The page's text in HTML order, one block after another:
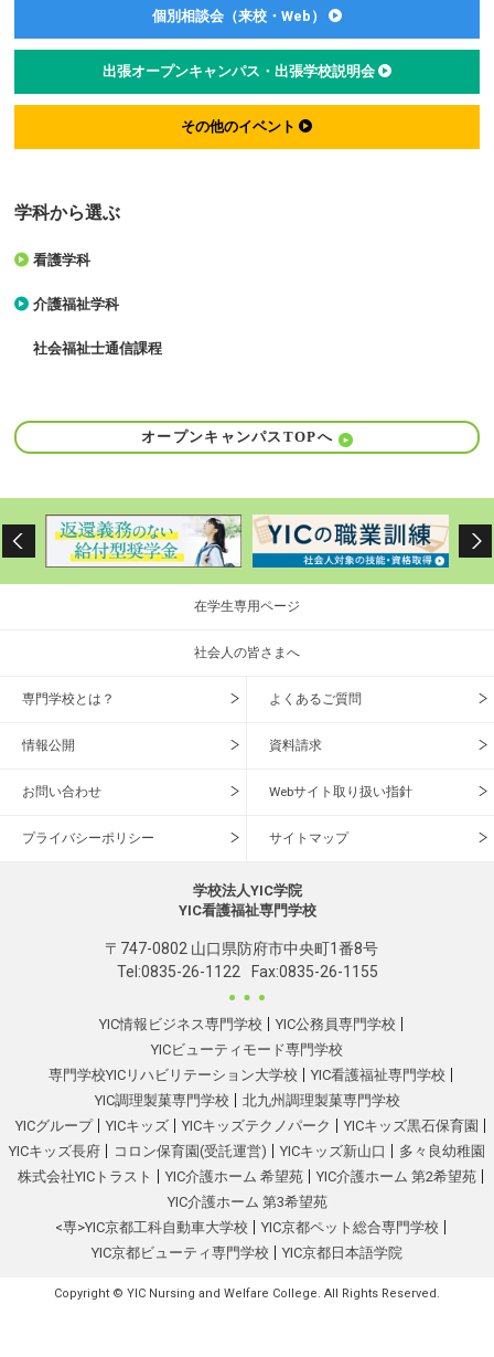
個別相談会（来校・Web）
出張オープンキャンパス・出張学校説明会
その他のイベント
学科から選ぶ
看護学科
介護福祉学科
社会福祉士通信課程
オープンキャンパスTOPへ
在学生専用ページ
社会人の皆さまへ
専門学校とは？ よくあるご質問
情報公開 資料請求
お問い合わせ Webサイト取り扱い指針
プライバシーポリシー サイトマップ
学校法人YIC学院
YIC看護福祉専門学校
〒747-0802 山口県防府市中央町1番8号
Tel:0835-26-1122 Fax:0835-26-1155
YIC情報ビジネス専門学校
YIC公務員専門学校
YICビューティモード専門学校
専門学校YICリハビリテーション大学校
YIC看護福祉専門学校
YIC調理製菓専門学校
北九州調理製菓専門学校
YICグループ
YICキッズ YICキッズテクノパーク
YICキッズ黒石保育園
YICキッズ長府
コロン保育園(受託運営) YICキッズ新山口
多々良幼稚園
株式会社YICトラスト
YIC介護ホーム 希望苑
YIC介護ホーム 第2希望苑
YIC介護ホーム 第3希望苑
<専>YIC京都工科自動車大学校
YIC京都ペット総合専門学校
YIC京都ビューティ専門学校
YIC京都日本語学院
Copyright © YIC Nursing and Welfare College. All Rights Reserved.